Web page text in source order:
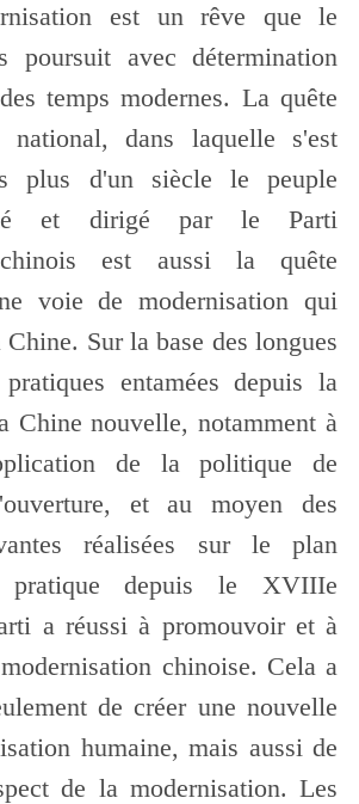
est un rêve que le
poursuit avec détermination
temps modernes. La quête
national, dans laquelle s'est
plus d'un siècle le peuple
et dirigé par le Parti
chinois est aussi la quête
voie de modernisation qui
Sur la base des longues
entamées depuis la
Chine nouvelle, notamment à
de la politique de
et au moyen des
réalisées sur le plan
pratique depuis le XVIIIe
a réussi à promouvoir et à
chinoise. Cela a
de créer une nouvelle
humaine, mais aussi de
de la modernisation. Les